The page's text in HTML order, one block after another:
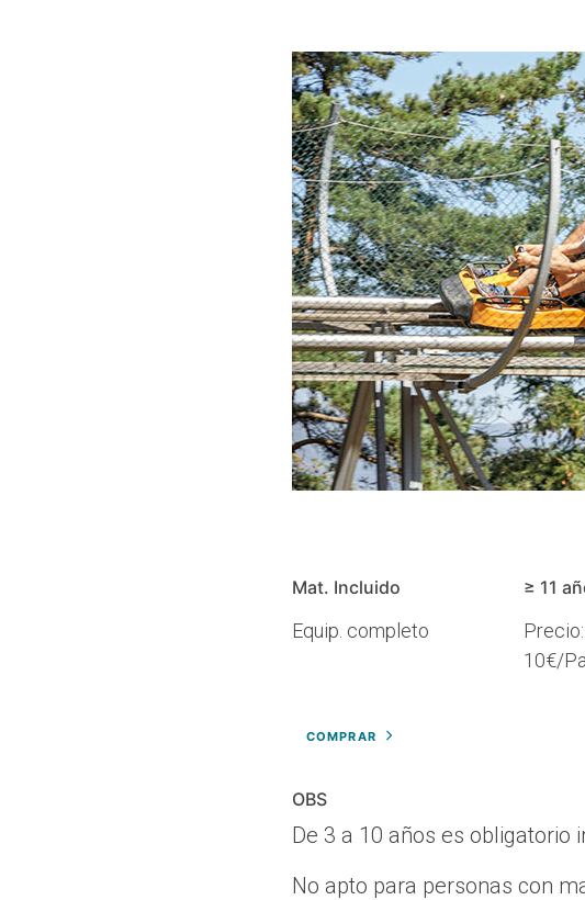
Mat. Incluido
Equip. completo
≥ 11
Precio:
10€/
COMPRAR
OBS
De 3 a 10 años es
No apto para personas con